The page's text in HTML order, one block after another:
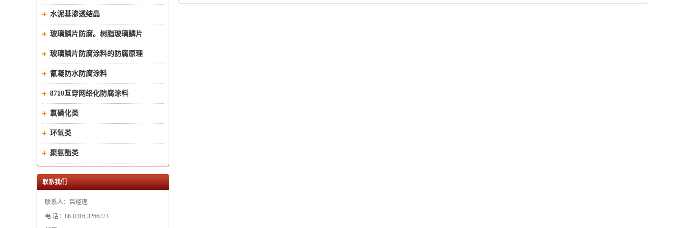
水泥基渗透结晶
玻璃鳞片防腐。树脂玻璃鳞片
玻璃鳞片防腐涂料的防腐原理
氰凝防水防腐涂料
8710互穿网络化防腐涂料
氯磺化类
环氧类
聚氨酯类
联系我们
联系人：吕经理
电 话：86-0316-3266773